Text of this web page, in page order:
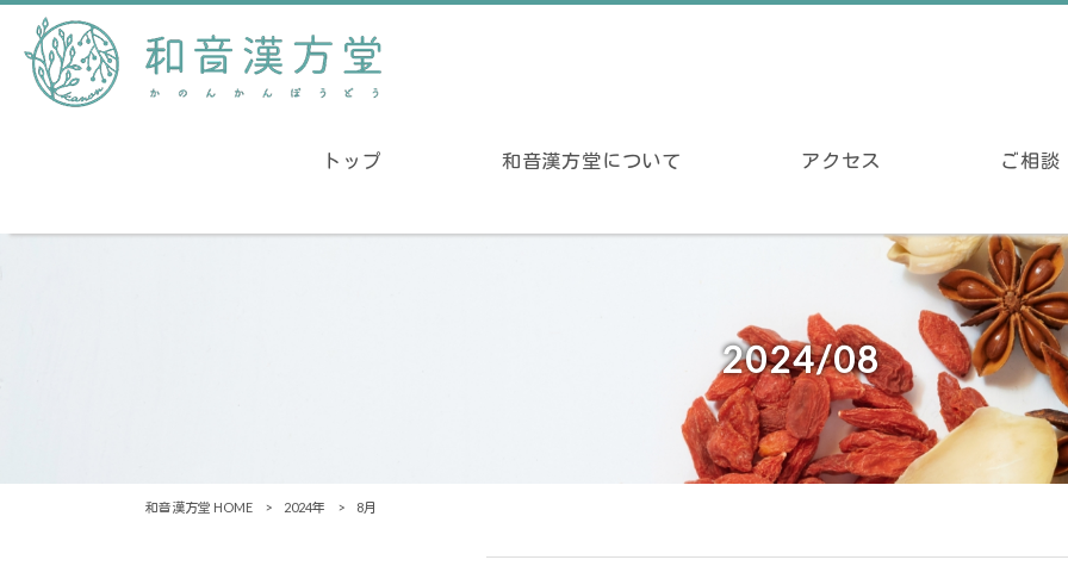
トップ 和音漢方堂について アクセス ご相談
2024/08
和音漢方堂 HOME > 2024年 > 8月